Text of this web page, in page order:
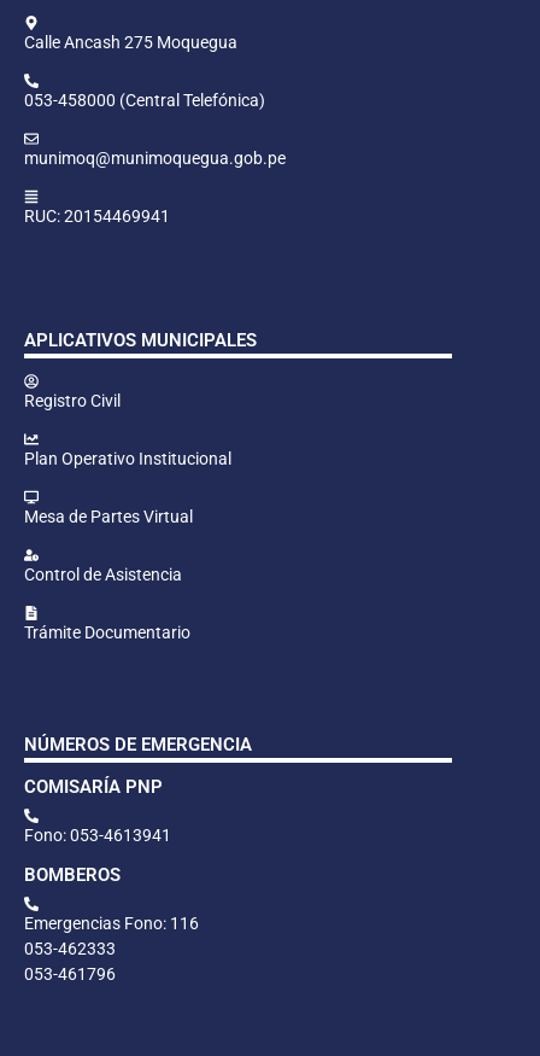
Calle Ancash 275 Moquegua
053-458000 (Central Telefónica)
munimoq@munimoquegua.gob.pe
RUC: 20154469941
APLICATIVOS MUNICIPALES
Registro Civil
Plan Operativo Institucional
Mesa de Partes Virtual
Control de Asistencia
Trámite Documentario
NÚMEROS DE EMERGENCIA
COMISARÍA PNP
Fono: 053-4613941
BOMBEROS
Emergencias Fono: 116
053-462333
053-461796